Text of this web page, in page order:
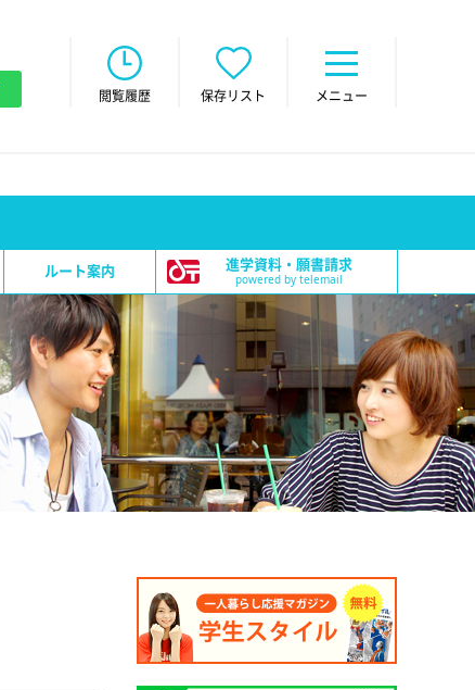
閲覧履歴 保存リスト メニュー
ルート案内 進学資料・願書請求
powered by telemail